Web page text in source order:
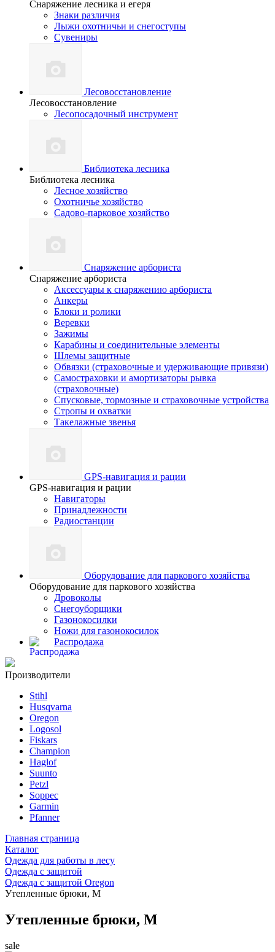
Снаряжение лесника и егеря
Знаки различия
Лыжи охотничьи и снегоступы
Сувениры
Лесовосстановление
Лесовосстановление
Лесопосадочный инструмент
Библиотека лесника
Библиотека лесника
Лесное хозяйство
Охотничье хозяйство
Садово-парковое хозяйство
Снаряжение арбориста
Снаряжение арбориста
Аксессуары к снаряжению арбориста
Анкеры
Блоки и ролики
Веревки
Зажимы
Карабины и соединительные элементы
Шлемы защитные
Обвязки (страховочные и удерживающие привязи)
Самостраховки и амортизаторы рывка
(страховочные)
Спусковые, тормозные и страховочные устройства
Стропы и охватки
Такелажные звенья
GPS-навигация и рации
GPS-навигация и рации
Навигаторы
Принадлежности
Радиостанции
Оборудование для паркового хозяйства
Оборудование для паркового хозяйства
Дровоколы
Снегоуборщики
Газонокосилки
Ножи для газонокосилок
Распродажа
Производители
Stihl
Husqvarna
Oregon
Logosol
Fiskars
Champion
Haglof
Suunto
Petzl
Soppec
Garmin
Pfanner
Главная страница
Каталог
Одежда для работы в лесу
Одежда с защитой
Одежда с защитой Oregon
Утепленные брюки, M
Утепленные брюки, M
sale